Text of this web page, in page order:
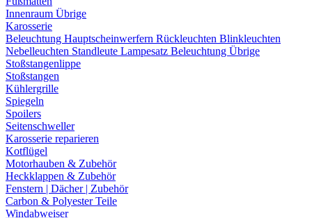
Innenraum Übrige
Karosserie
Beleuchtung Hauptscheinwerfern Rückleuchten Blinkleuchten
Nebelleuchten Standleute Lampesatz Beleuchtung Übrige
Stoßstangenlippe
Stoßstangen
Kühlergrille
Spiegeln
Spoilers
Seitenschweller
Karosserie reparieren
Kotflügel
Motorhauben & Zubehör
Heckklappen & Zubehör
Fenstern | Dächer | Zubehör
Carbon & Polyester Teile
Windabweiser